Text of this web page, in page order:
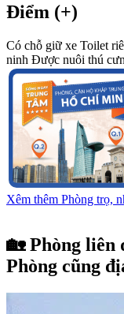
Điểm (+)
Có chỗ giữ xe Toilet
ninh Được nuôi thú
Xêm thêm Phòng trọ,
🏡 Phòng liên
Phòng cũng